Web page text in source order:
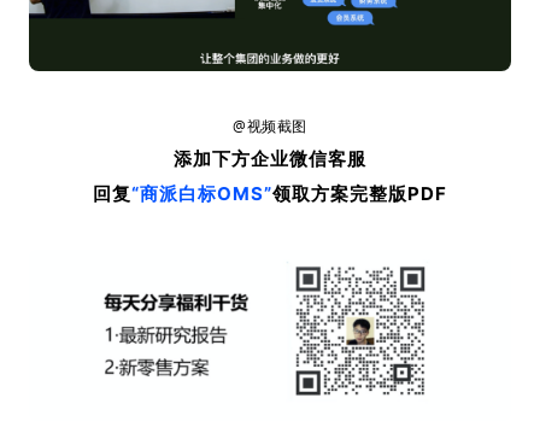
@视频截图
添加下方企业微信客服
回复“商派白标OMS”领取方案完整版PDF